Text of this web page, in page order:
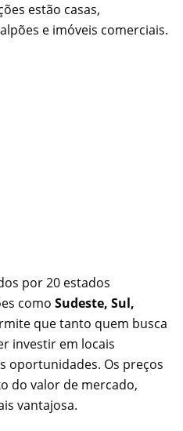
estão casas,
e imóveis comerciais.
por 20 estados
como Sudeste, Sul,
que tanto quem busca
investir em locais
oportunidades. Os preços
do valor de mercado,
vantajosa.